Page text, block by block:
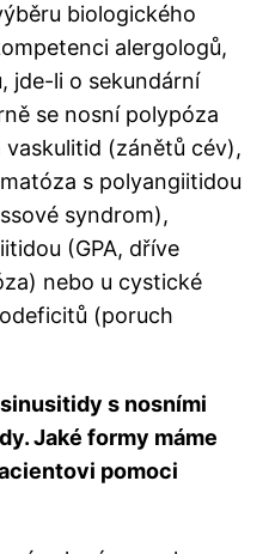
biologického
alergologů,
jde-li o sekundární
se nosní polypóza
(zánětů cév),
s polyangiitidou
syndrom),
(GPA, dříve
nebo u cystické
(poruch
s nosními
Jaké formy máme
pomoci